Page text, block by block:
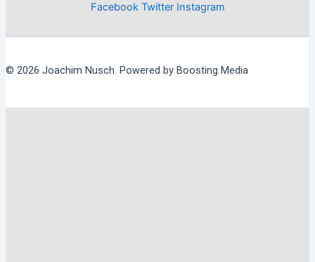
Facebook Twitter Instagram
© 2026 Joachim Nusch. Powered by Boosting Media